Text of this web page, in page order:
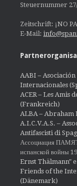
Steuernummer
Zeitschrift: ¡NO
E-Mail:
AABI –
Internacionales
ACER – Les Amis
(Frankreich)
ALBA – Abraham
A.I.C.V.A.S. –
Antifascisti di
Ассоциация
испанской войны
Ernst Thälmann"
Friends of the
(Dänemark)